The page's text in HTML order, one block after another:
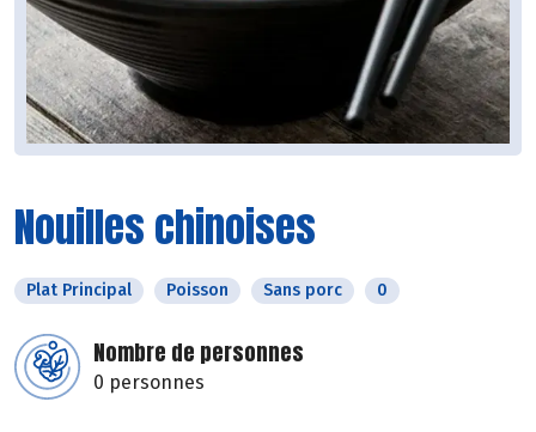
Nouilles chinoises
Plat Principal Poisson Sans porc 0
Nombre de personnes
0 personnes